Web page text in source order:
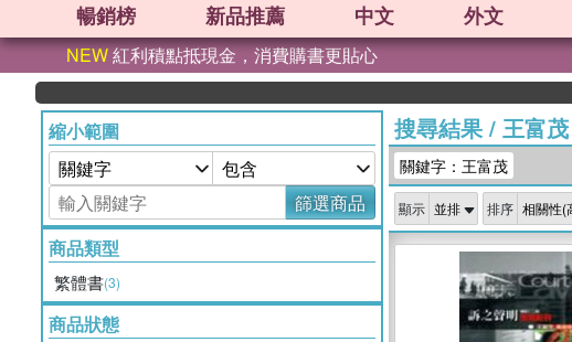
暢銷榜 新品推薦 中文 外文
NEW紅利積點抵現金，消費購書更貼心
縮小範圍
篩選商品
商品類型
繁體書(3)
商品狀態
搜尋結果/ 王富茂
關鍵字：王富茂
顯示 排序